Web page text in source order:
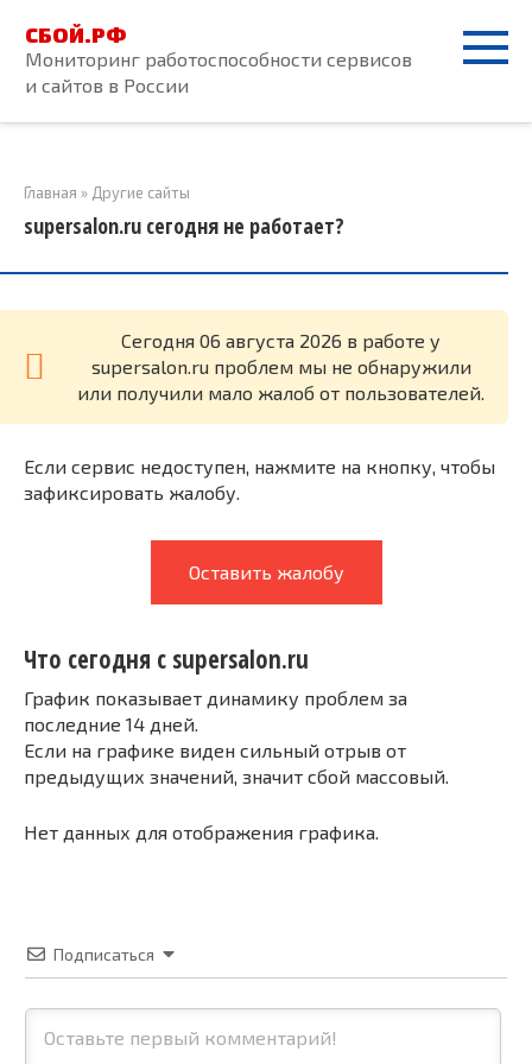
контенту
СБОЙ.РФ
Мониторинг работоспособности сервисов
и сайтов в России
Главная » Другие сайты
supersalon.ru сегодня не работает?
Cегодня 06 августа 2026 в работе у
supersalon.ru проблем мы не обнаружили
или получили мало жалоб от пользователей.
Если сервис недоступен, нажмите на кнопку, чтобы
зафиксировать жалобу.
Оставить жалобу
Что сегодня с supersalon.ru
График показывает динамику проблем за
последние 14 дней.
Если на графике виден сильный отрыв от
предыдущих значений, значит сбой массовый.
Нет данных для отображения графика.
Подписаться